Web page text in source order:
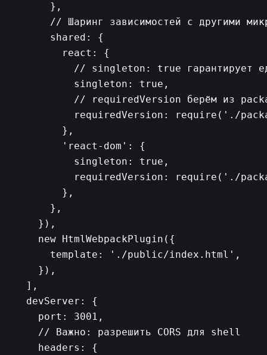
      },
// Шаринг зависимостей с другими
      shared: {
        react: {
// singleton: true гарантирует
          singleton: true,
// requiredVersion берём из
requiredVersion: require('./
        },
        'react-dom': {
          singleton: true,
requiredVersion: require('./
        },
      },
    }),
    new HtmlWebpackPlugin({
      template: './public/index.html',
    }),
  ],
  devServer: {
    port: 3001,
    // Важно: разрешить CORS для shell
    headers: {